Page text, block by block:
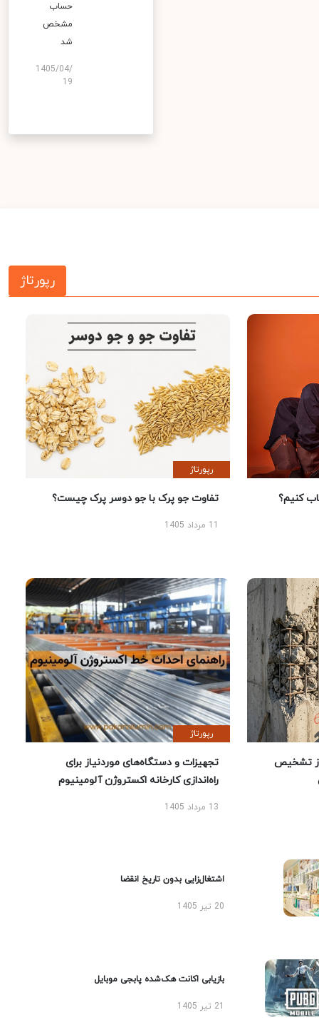
حساب
مشخص
شد
1405/04/
19
رپورتاژ
کنیم؟
رپورتاژ
تفاوت جو پرک با جو دوسر پرک چیست؟
تشخیص
رپورتاژ
تجهیزات و دستگاه‌های موردنیاز برای
راه‌اندازی کارخانه اکستروژن آلومینیوم
13 مرداد 1405
اشتغال‌زایی بدون تاریخ انقضا
20 تیر 1405
بازیابی اکانت هک‌شده پابجی موبایل